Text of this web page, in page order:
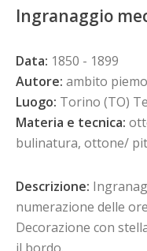
Ingranaggio
Data: 1850 - 1899
Autore: ambito
Luogo: Torino (TO)
Materia e tecnica:
bulinatura, ottone/
Descrizione:
numerazione delle
Decorazione con
il bordo.